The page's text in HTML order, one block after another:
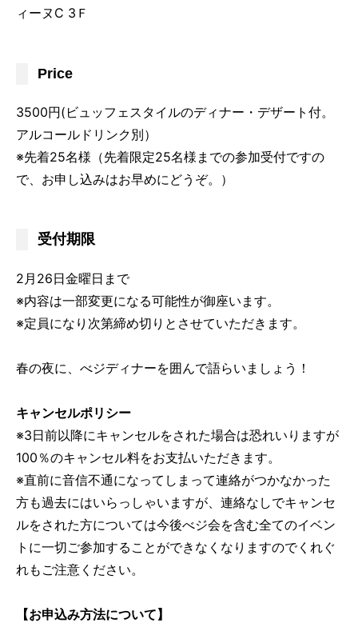
ィーヌC 3Ｆ
Price
3500円(ビュッフェスタイルのディナー・デザート付。
アルコールドリンク別）
※先着25名様（先着限定25名様までの参加受付ですの
で、お申し込みはお早めにどうぞ。）
受付期限
2月26日金曜日まで
※内容は一部変更になる可能性が御座います。
※定員になり次第締め切りとさせていただきます。
春の夜に、べジディナーを囲んで語らいましょう！
キャンセルポリシー
※3日前以降にキャンセルをされた場合は恐れいりますが
100％のキャンセル料をお支払いただきます。
※直前に音信不通になってしまって連絡がつかなかった
方も過去にはいらっしゃいますが、連絡なしでキャンセ
ルをされた方については今後べジ会を含む全てのイベン
トに一切ご参加することができなくなりますのでくれぐ
れもご注意ください。
【お申込み方法について】